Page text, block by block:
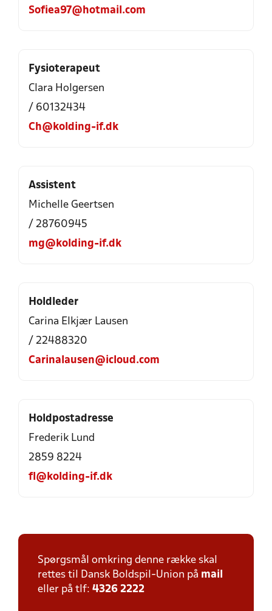
Sofiea97@hotmail.com
Fysioterapeut
Clara Holgersen
/ 60132434
Ch@kolding-if.dk
Assistent
Michelle Geertsen
/ 28760945
mg@kolding-if.dk
Holdleder
Carina Elkjær Lausen
/ 22488320
Carinalausen@icloud.com
Holdpostadresse
Frederik Lund
2859 8224
fl@kolding-if.dk
Spørgsmål omkring denne række skal
rettes til Dansk Boldspil-Union på mail
eller på tlf: 4326 2222